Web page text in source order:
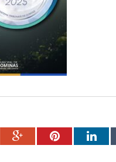
Google+Pinterest